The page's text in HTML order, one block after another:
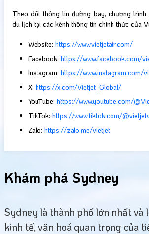
Theo dõi thông tin đường bay, chương trình
du lịch tại các kênh thông tin chính thức của
Website: https://www.vietjetair.com/
Facebook: https://www.facebook.com/
Instagram: https://www.instagram.com/
X: https://x.com/Vietjet_Global/
YouTube: https://www.youtube.com/
TikTok: https://www.tiktok.com/
Zalo: https://zalo.me/vietjet
Khám phá Sydney
Sydney là thành phố lớn nhất và
kinh tế, văn hoá quan trọng của